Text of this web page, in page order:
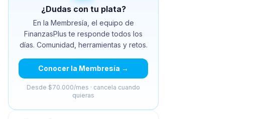
¿Dudas con tu plata?
En la Membresía, el equipo de
FinanzasPlus te responde todos los
días. Comunidad, herramientas y retos.
Conocer la Membresía →
Desde $70.000/mes · cancela cuando
quieras